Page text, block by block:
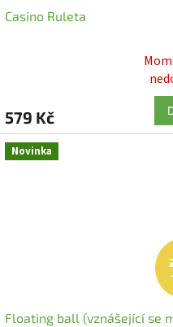
Casino Ruleta
produktu
je
5,0
z
579 Kč
Novinka
Floating ball (vznášející se